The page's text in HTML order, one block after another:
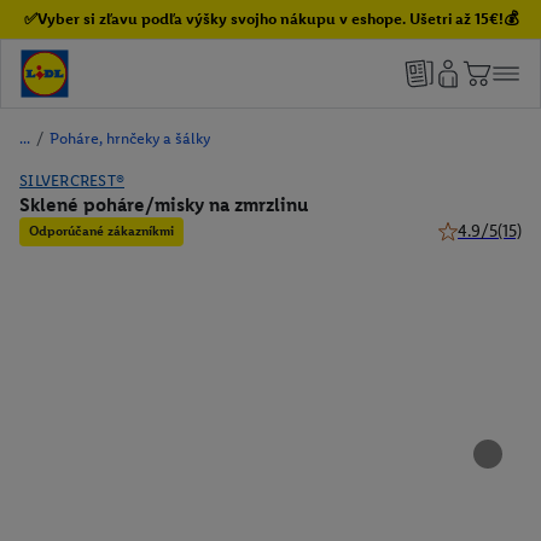
✅Vyber si zľavu podľa výšky svojho nákupu v eshope. Ušetri až 15€!💰
/ Poháre, hrnčeky a šálky
SILVERCREST®
Sklené poháre/misky na zmrzlinu
Odporúčané zákazníkmi 4.9/5(15)